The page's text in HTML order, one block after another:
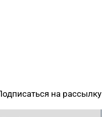
на рассылку